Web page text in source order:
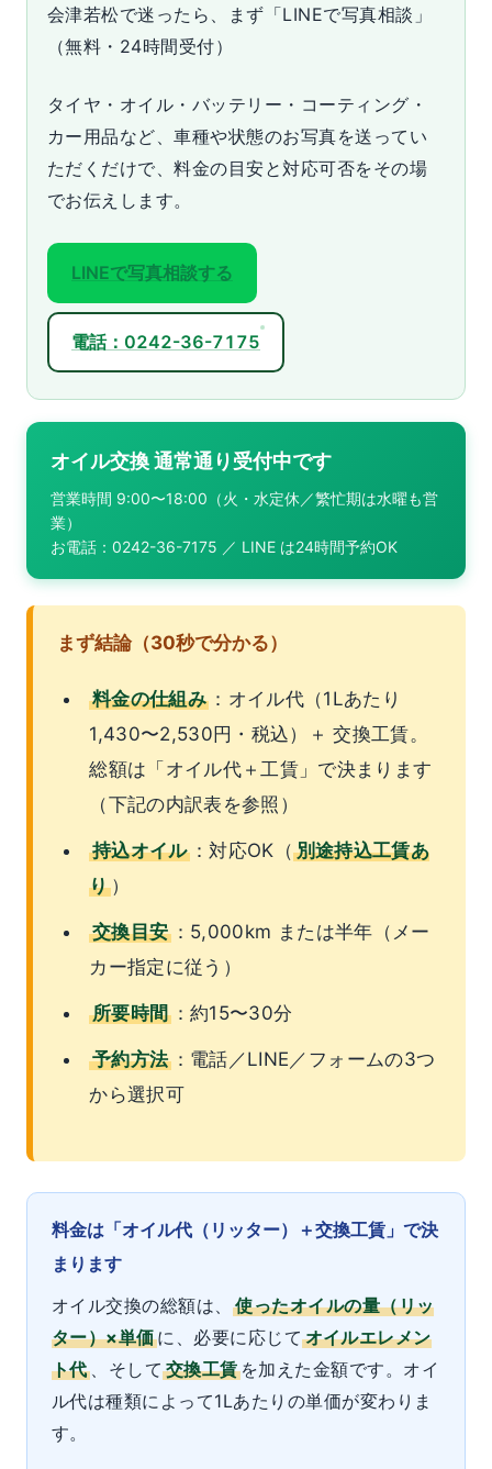
会津若松で迷ったら、まず「LINEで写真相談」
（無料・24時間受付）
タイヤ・オイル・バッテリー・コーティング・
カー用品など、車種や状態のお写真を送ってい
ただくだけで、料金の目安と対応可否をその場
でお伝えします。
LINEで写真相談する
電話：0242-36-7175
オイル交換 通常通り受付中です
営業時間 9:00〜18:00（火・水定休／繁忙期は水曜も営
業）
お電話：0242-36-7175 ／ LINE は24時間予約OK
まず結論（30秒で分かる）
料金の仕組み ：オイル代（1Lあたり
1,430〜2,530円・税込）＋ 交換工賃。
総額は「オイル代＋工賃」で決まります
（下記の内訳表を参照）
持込オイル ：対応OK（別途持込工賃あ
り ）
交換目安：5,000km または半年（メー
カー指定に従う）
所要時間：約15〜30分
予約方法：電話／LINE／フォームの3つ
から選択可
料金は「オイル代（リッター）＋交換工賃」で決
まります
オイル交換の総額は、
使ったオイルの量（リッ
ター）×単価に、必要に応じてオイルエレメン
ト代 、そして交換工賃を加えた金額です。オイ
ル代は種類によって1Lあたりの単価が変わりま
す。